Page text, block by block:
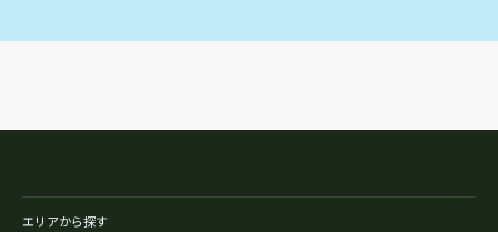
エリアから探す